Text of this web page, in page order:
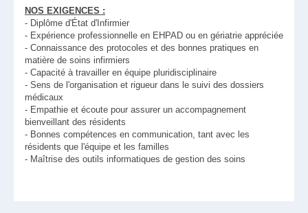
NOS EXIGENCES :
- Diplôme d'État d'Infirmier
- Expérience professionnelle en EHPAD ou en gériatrie appréciée
- Connaissance des protocoles et des bonnes pratiques en
matière de soins infirmiers
- Capacité à travailler en équipe pluridisciplinaire
- Sens de l'organisation et rigueur dans le suivi des dossiers
médicaux
- Empathie et écoute pour assurer un accompagnement
bienveillant des résidents
- Bonnes compétences en communication, tant avec les
résidents que l'équipe et les familles
- Maîtrise des outils informatiques de gestion des soins